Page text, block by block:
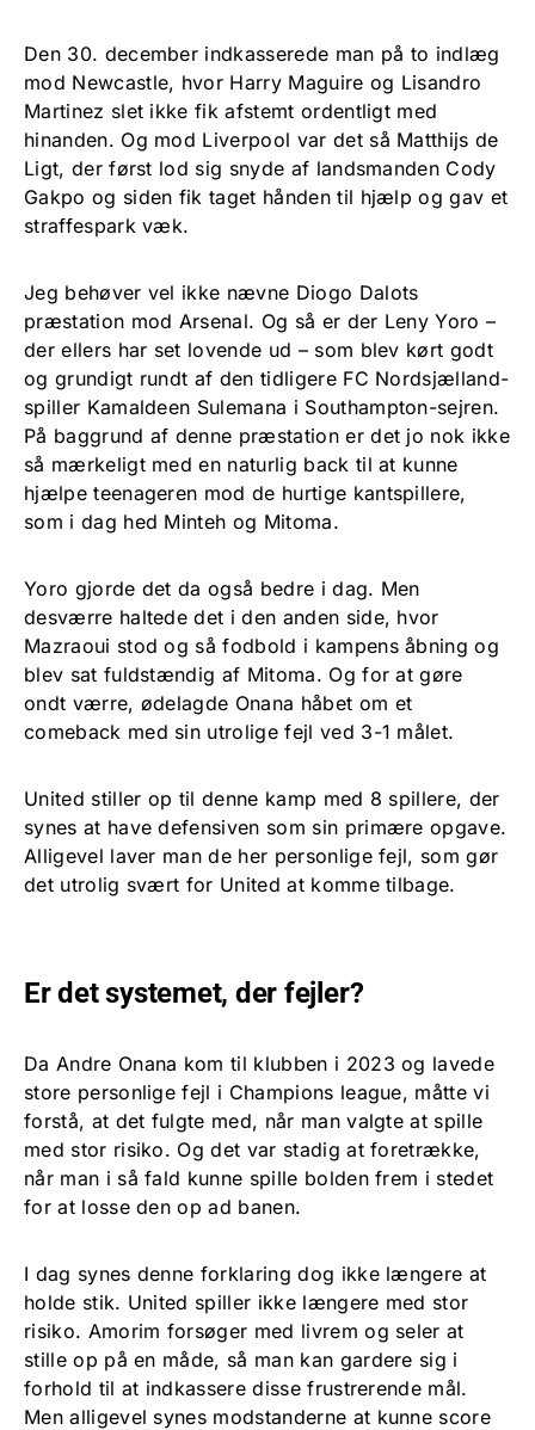
Den 30. december indkasserede man på to indlæg
mod Newcastle, hvor Harry Maguire og Lisandro
Martinez slet ikke fik afstemt ordentligt med
hinanden. Og mod Liverpool var det så Matthijs de
Ligt, der først lod sig snyde af landsmanden Cody
Gakpo og siden fik taget hånden til hjælp og gav et
straffespark væk.
Jeg behøver vel ikke nævne Diogo Dalots
præstation mod Arsenal. Og så er der Leny Yoro –
der ellers har set lovende ud – som blev kørt godt
og grundigt rundt af den tidligere FC Nordsjælland-
spiller Kamaldeen Sulemana i Southampton-sejren.
På baggrund af denne præstation er det jo nok ikke
så mærkeligt med en naturlig back til at kunne
hjælpe teenageren mod de hurtige kantspillere,
som i dag hed Minteh og Mitoma.
Yoro gjorde det da også bedre i dag. Men
desværre haltede det i den anden side, hvor
Mazraoui stod og så fodbold i kampens åbning og
blev sat fuldstændig af Mitoma. Og for at gøre
ondt værre, ødelagde Onana håbet om et
comeback med sin utrolige fejl ved 3-1 målet.
United stiller op til denne kamp med 8 spillere, der
synes at have defensiven som sin primære opgave.
Alligevel laver man de her personlige fejl, som gør
det utrolig svært for United at komme tilbage.
Er det systemet, der fejler?
Da Andre Onana kom til klubben i 2023 og lavede
store personlige fejl i Champions league, måtte vi
forstå, at det fulgte med, når man valgte at spille
med stor risiko. Og det var stadig at foretrække,
når man i så fald kunne spille bolden frem i stedet
for at losse den op ad banen.
I dag synes denne forklaring dog ikke længere at
holde stik. United spiller ikke længere med stor
risiko. Amorim forsøger med livrem og seler at
stille op på en måde, så man kan gardere sig i
forhold til at indkassere disse frustrerende mål.
Men alligevel synes modstanderne at kunne score